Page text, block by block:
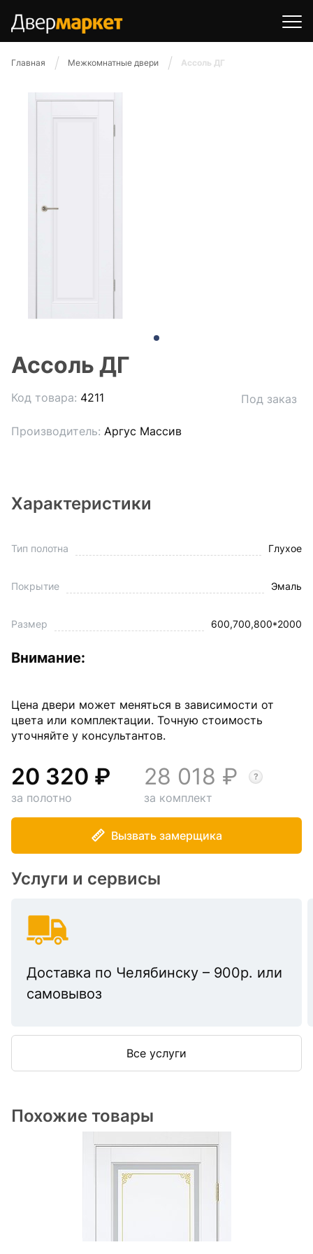
Главная Межкомнатные двери Ассоль ДГ
Ассоль ДГ
Код товара: 4211
Производитель: Аргус Массив
Под заказ
Характеристики
Тип полотна Глухое
Покрытие Эмаль
Размер 600,700,800*2000
Внимание:
Цена двери может меняться в зависимости от
цвета или комплектации. Точную стоимость
уточняйте у консультантов.
20 320
за полотно
28 018
за комплект
Вызвать замерщика
Услуги и сервисы
Доставка по Челябинску – 900р. или
самовывоз
Все услуги
Похожие товары